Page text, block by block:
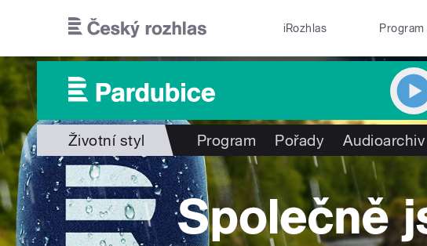
iRozhlas Program
Životní styl Program Pořady Audioarchiv